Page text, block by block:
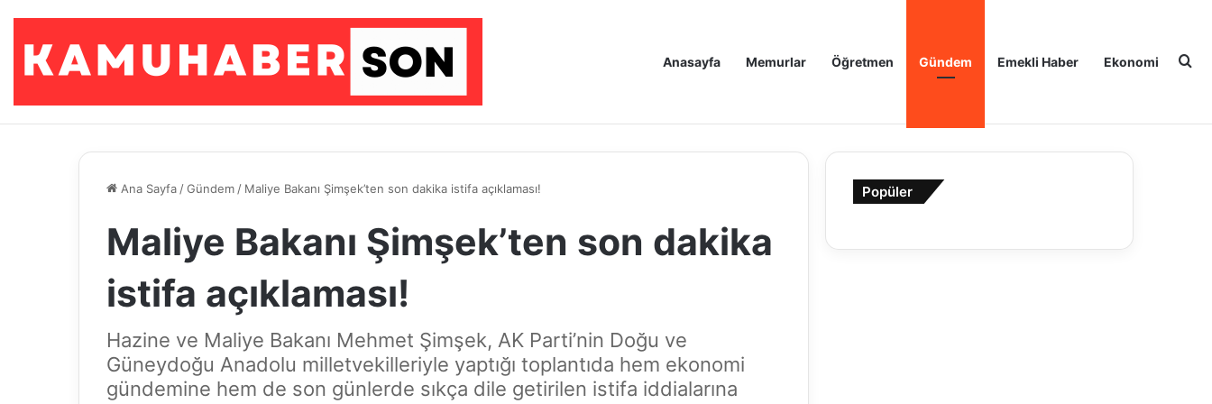
Anasayfa Memurlar Öğretmen Gündem Emekli Haber Ekonomi
Ana Sayfa /Gündem / Maliye Bakanı Şimşek’ten son dakika istifa açıklaması!
Maliye Bakanı Şimşek’ten son dakika
istifa açıklaması!
Hazine ve Maliye Bakanı Mehmet Şimşek, AK Parti’nin Doğu ve
Güneydoğu Anadolu milletvekilleriyle yaptığı toplantıda hem ekonomi
gündemine hem de son günlerde sıkça dile getirilen istifa iddialarına
Popüler